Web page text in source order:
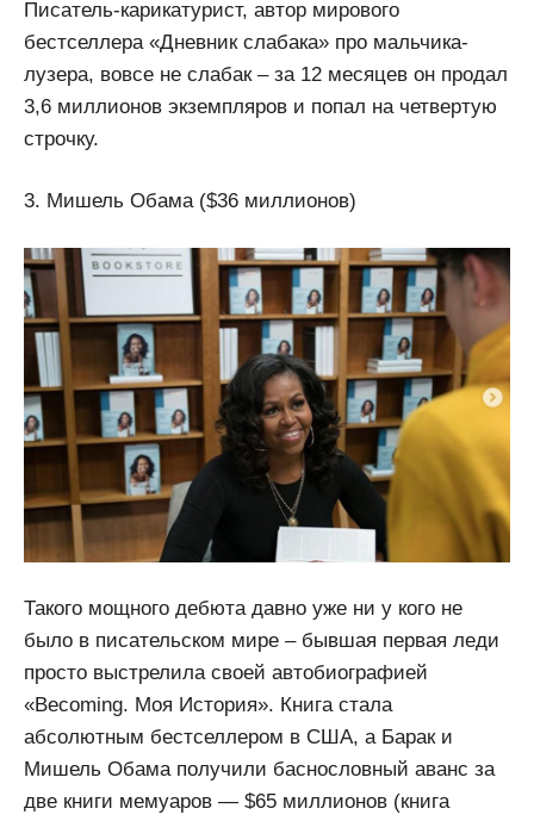
Писатель-карикатурист, автор мирового
бестселлера «Дневник слабака» про мальчика-
лузера, вовсе не слабак – за 12 месяцев он продал
3,6 миллионов экземпляров и попал на четвертую
строчку.
3. Мишель Обама ($36 миллионов)
Такого мощного дебюта давно уже ни у кого не
было в писательском мире – бывшая первая леди
просто выстрелила своей автобиографией
«Becoming. Моя История». Книга стала
абсолютным бестселлером в США, а Барак и
Мишель Обама получили баснословный аванс за
две книги мемуаров — $65 миллионов (книга